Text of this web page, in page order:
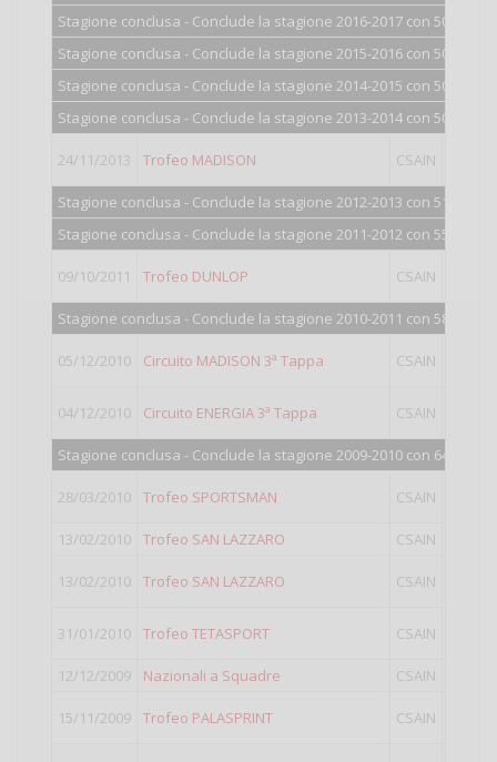
Stagione conclusa - Conclude la stagione 2016-2017 con 500 punti.
Stagione conclusa - Conclude la stagione 2015-2016 con 501 punti.
Stagione conclusa - Conclude la stagione 2014-2015 con 503 punti.
Stagione conclusa - Conclude la stagione 2013-2014 con 509 punti.
24/11/2013 Trofeo MADISON CSAIN
Stagione conclusa - Conclude la stagione 2012-2013 con 519 punti.
Stagione conclusa - Conclude la stagione 2011-2012 con 557 punti.
09/10/2011 Trofeo DUNLOP CSAIN
Stagione conclusa - Conclude la stagione 2010-2011 con 583 punti.
05/12/2010 Circuito MADISON 3ª Tappa CSAIN
04/12/2010 Circuito ENERGIA 3ª Tappa CSAIN
Stagione conclusa - Conclude la stagione 2009-2010 con 648 punti.
28/03/2010 Trofeo SPORTSMAN CSAIN
13/02/2010 Trofeo SAN LAZZARO CSAIN
13/02/2010 Trofeo SAN LAZZARO CSAIN
31/01/2010 Trofeo TETASPORT CSAIN
12/12/2009 Nazionali a Squadre CSAIN
15/11/2009 Trofeo PALASPRINT CSAIN